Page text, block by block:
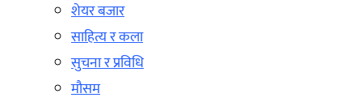
शेयर बजार
साहित्य र कला
सुचना र प्रविधि
मौसम